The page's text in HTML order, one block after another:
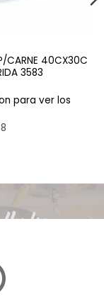
CARNE 40CX30C
3583
para ver los